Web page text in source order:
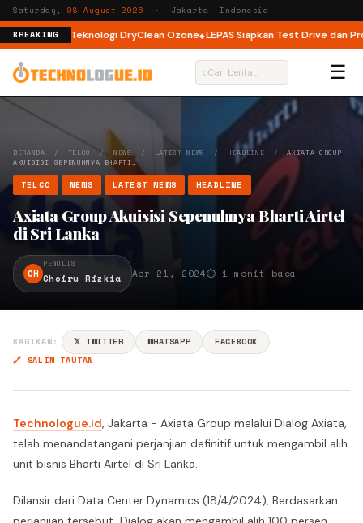
Saturday,08 August 2026 · Jakarta, Indonesia
BREAKING
dengan Teknologi DryClean Ozone LEPAS Siapkan Test Drive dan
⌕ ☰
BERANDA / TELCO /NEWS/ LATEST NEWS /HEADLINE /AXIATA GROUP
AKUISISI SEPENUHNYA BHARTI…
TELCO NEWS LATEST NEWS HEADLINE
Axiata Group Akuisisi Sepenuhnya Bharti Airtel
di Sri Lanka
CH
PENULIS
Choiru Rizkia Apr 21, 2024⏱ 1 menit baca
BAGIKAN: 𝕏 TWITTER WHATSAPP
FACEBOOK
🔗 SALIN TAUTAN
Technologue.id, Jakarta - Axiata Group melalui Dialog Axiata,
telah menandatangani perjanjian definitif untuk mengambil alih
unit bisnis Bharti Airtel di Sri Lanka.
Dilansir dari Data Center Dynamics (18/4/2024), Berdasarkan